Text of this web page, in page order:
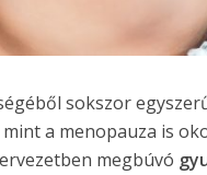
sokszor
a menopauza is
megbúvó